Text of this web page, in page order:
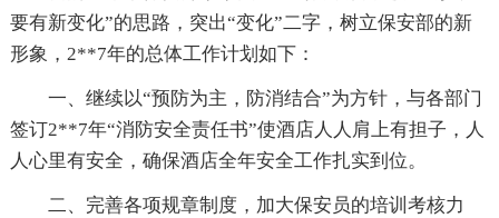
要有新变化”的思路，突出“变化”二字，树立保安部的新
形象，2**7年的总体工作计划如下：
一、继续以“预防为主，防消结合”为方针，与各部门
签订2**7年“消防安全责任书”使酒店人人肩上有担子，人
人心里有安全，确保酒店全年安全工作扎实到位。
二、完善各项规章制度，加大保安员的培训考核力